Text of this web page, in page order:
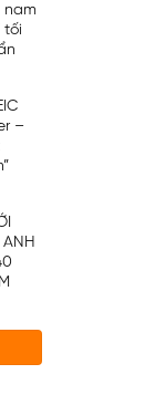
nam
tối
–